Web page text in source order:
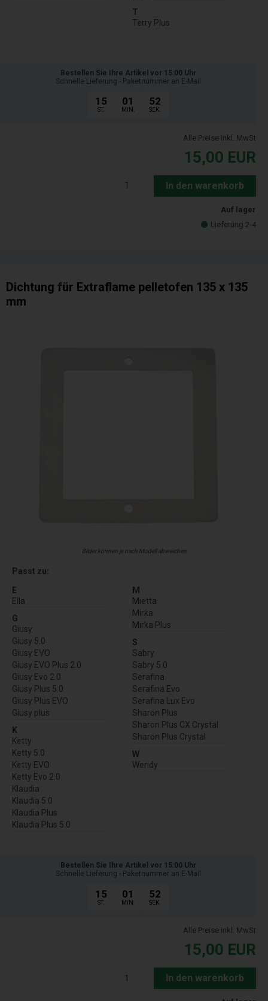
T
Terry Plus
Bestellen Sie Ihre Artikel vor 15:00 Uhr
Schnelle Lieferung - Paketnummer an E-Mail
15
ST.
01
MIN.
51
SEK.
Alle Preise inkl. MwSt
15,00 EUR
In den warenkorb
Auf lager
Lieferung 2-4
Dichtung für Extraflame pelletofen 135 x 135
mm
Bilder können je nach Modell abweichen
Passt zu:
E
Ella
G
Giusy
Giusy 5.0
Giusy EVO
Giusy EVO Plus 2.0
Giusy Evo 2.0
Giusy Plus 5.0
Giusy Plus EVO
Giusy plus
K
Ketty
Ketty 5.0
Ketty EVO
Ketty Evo 2.0
Klaudia
Klaudia 5.0
Klaudia Plus
Klaudia Plus 5.0
M
Mietta
Mirka
Mirka Plus
S
Sabry
Sabry 5.0
Serafina
Serafina Evo
Serafina Lux Evo
Sharon Plus
Sharon Plus CX Crystal
Sharon Plus Crystal
W
Wendy
Bestellen Sie Ihre Artikel vor 15:00 Uhr
Schnelle Lieferung - Paketnummer an E-Mail
15
ST.
01
MIN.
51
SEK.
Alle Preise inkl. MwSt
15,00 EUR
In den warenkorb